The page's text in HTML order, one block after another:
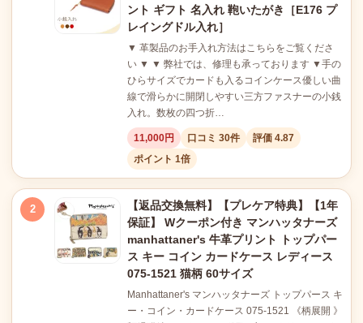
ント ギフト 名入れ 鞄いたがき［E176 プ
レイングドル入れ］
▼ 革製品のお手入れ方法はこちらをご覧くださ
い ▼ ▼ 弊社では、修理も承っております ▼手の
ひらサイズでカードも入るコインケース優しい曲
線で滑らかに開閉しやすい三方ファスナーの小銭
入れ。数枚の四つ折…
11,000円 口コミ 30件
評価 4.87
ポイント 1倍
2
【返品交換無料】【プレケア特典】【1年
保証】 Wクーポン付き マンハッタナーズ
manhattaner's 牛革プリント トップパー
ス キー コイン カードケース レディース
075-1521 猫柄 60サイズ
Manhattaner's マンハッタナーズ トップパース キ
ー・コイン・カードケース 075-1521 《柄展開 》